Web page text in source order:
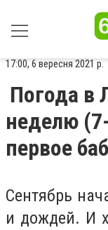
17:00, 6 вересня 2021 р.
Погода в
неделю
первое
Сентябрь
и дождей. И